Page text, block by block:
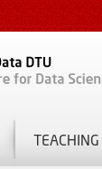
TEACHING